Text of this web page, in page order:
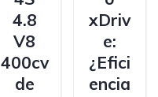
4.8
V8
400cv
de
xDriv
e:
¿Efici
encia